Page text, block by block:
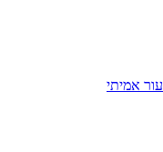
אמיתי